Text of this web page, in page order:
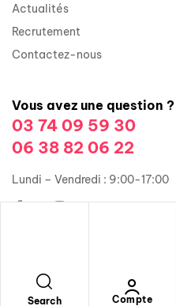
Search Compte
Actualités
Recrutement
Contactez-nous
Vous avez une question
03 74 09 59 30
06 38 82 06 22
Lundi – Vendredi : 9:00-17:00
Copyright © 2026 Groupe
réservés.
Mentions légales